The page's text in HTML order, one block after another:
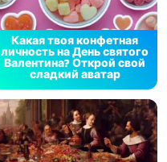
Какая твоя конфетная
личность на День святого
Валентина? Открой свой
сладкий аватар